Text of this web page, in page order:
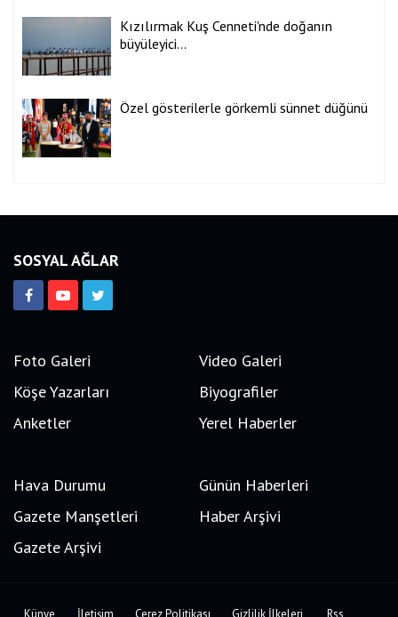
Kızılırmak Kuş Cenneti'nde doğanın
büyüleyici...
Özel gösterilerle görkemli sünnet düğünü
SOSYAL AĞLAR
Foto Galeri
Video Galeri
Köşe Yazarları
Biyografiler
Anketler
Yerel Haberler
Hava Durumu
Günün Haberleri
Gazete Manşetleri
Haber Arşivi
Gazete Arşivi
Künye İletişim Çerez Politikası Gizlilik İlkeleri Rss